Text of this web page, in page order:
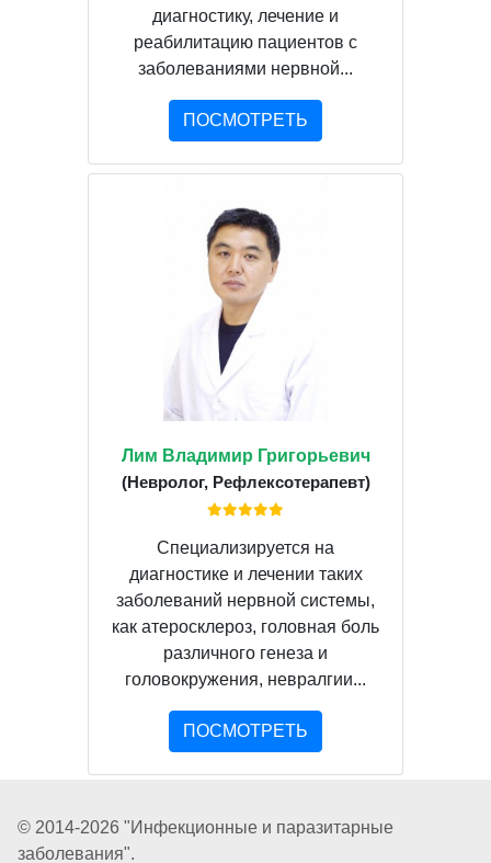
диагностику, лечение и
реабилитацию пациентов с
заболеваниями нервной...
ПОСМОТРЕТЬ
Лим Владимир Григорьевич
(Невролог, Рефлексотерапевт)
Специализируется на
диагностике и лечении таких
заболеваний нервной системы,
как атеросклероз, головная боль
различного генеза и
головокружения, невралгии...
ПОСМОТРЕТЬ
© 2014-2026 "Инфекционные и паразитарные
заболевания".